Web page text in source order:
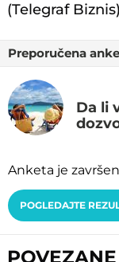
(Telegraf Biznis)
Preporučena
Da li
Anketa je
POGLEDAJTE